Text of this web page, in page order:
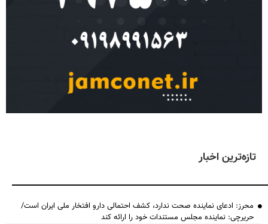
تازه‌ترین اخبار
محرز: ادعای نماینده صحت ندارد، کشف احتمالی دارو افتخار ملی ایران است/
حریرچی: نماینده مجلس مستندات خود را ارائه کند